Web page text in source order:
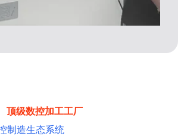
顶级数控加工工厂
制造生态系统